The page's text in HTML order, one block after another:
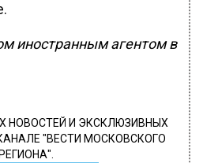
иностранным агентом в
НОВОСТЕЙ И ЭКСКЛЮЗИВНЫХ
"ВЕСТИ МОСКОВСКОГО
РЕГИОНА".